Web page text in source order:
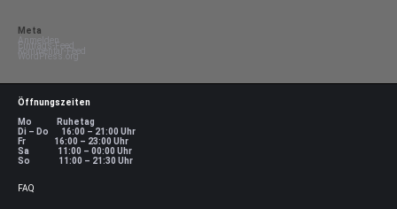
Meta
Anmelden
Eintrags-Feed
Kommentar-Feed
WordPress.org
Öffnungszeiten
Mo Ruhetag
Di – Do 16:00 – 21:00 Uhr
Fr 16:00 – 23:00 Uhr
Sa 11:00 – 00:00 Uhr
So 11:00 – 21:30 Uhr
FAQ